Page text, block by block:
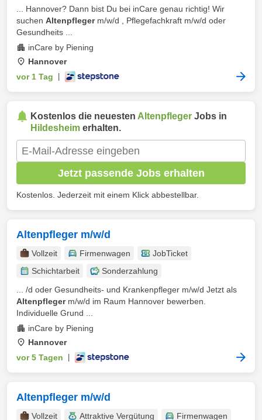
... Hannover? Dann bist Du bei inCare genau richtig! Wir
suchen Altenpflegerm/w/d , Pflegefachkraft m/w/d oder
Gesundheits ...
inCare by Piening
Hannover
vor 1 Tag
Kostenlos die neuesten Altenpfleger Jobs in
Hildesheim erhalten.
Jetzt passende Jobs erhalten
Kostenlos. Jederzeit mit einem Klick abbestellbar.
Altenpfleger m/w/d
Vollzeit Firmenwagen
JobTicket
Schichtarbeit
Sonderzahlung
... /d oder Gesundheits- und Krankenpfleger m/w/d Jetzt als
Altenpflegerm/w/d im Raum Hannover bewerben.
Individuelle Grund ...
inCare by Piening
Hannover
vor 5 Tagen
Altenpfleger m/w/d
Vollzeit Attraktive Vergütung Firmenwagen